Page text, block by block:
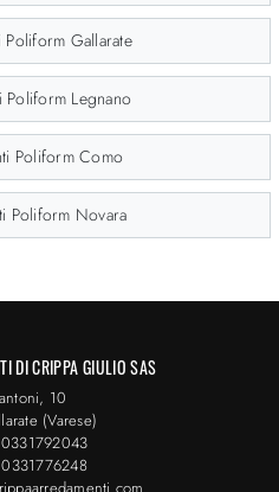
Gallarate
Poliform Legnano
Poliform Como
Poliform Novara
DI CRIPPA GIULIO SAS
10
(Varese)